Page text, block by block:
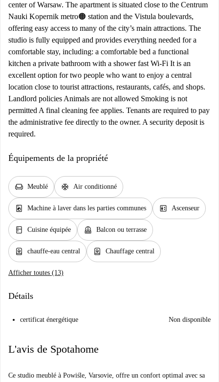
center of Warsaw. The apartment is situated close to the Centrum
Nauki Kopernik metro🟠 station and the Vistula boulevards,
offering easy access to many of the city’s main attractions. The
studio is fully equipped and provides everything needed for a
comfortable stay, including: a comfortable bed a functional
kitchen a private bathroom with a shower fast Wi-Fi It is an
excellent option for two people who want to enjoy a central
location close to tourist attractions, restaurants, cafés, and shops.
Landlord policies Animals are not allowed Smoking is not
permitted A final cleaning fee applies. Tenants are required to pay
the administrative fee directly to the owner. A security deposit is
required.
Équipements de la propriété
chair Meublé ac_unit Air conditionné
local_laundry_service Machine à laver dans les parties communes elevator Ascenseur
kitchen Cuisine équipée balcony Balcon ou terrasse
water_heater chauffe-eau central water_heater Chauffage central
Afficher toutes (13)
Détails
certificat énergétique Non disponible
L'avis de Spotahome
Ce studio meublé à Powiśle, Varsovie, offre un confort optimal avec sa